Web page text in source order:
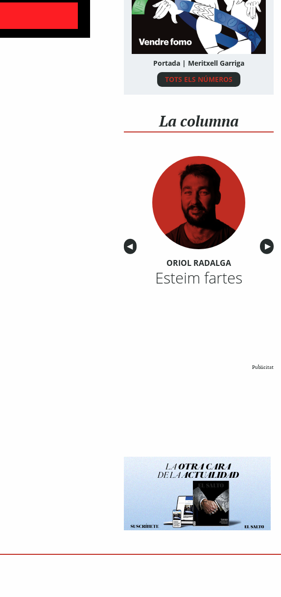
Portada | Meritxell Garriga
TOTS ELS NÚMEROS
La columna
Anterior
◀︎ ▶︎
ORIOL RADALGA
Esteim fartes
Publicitat